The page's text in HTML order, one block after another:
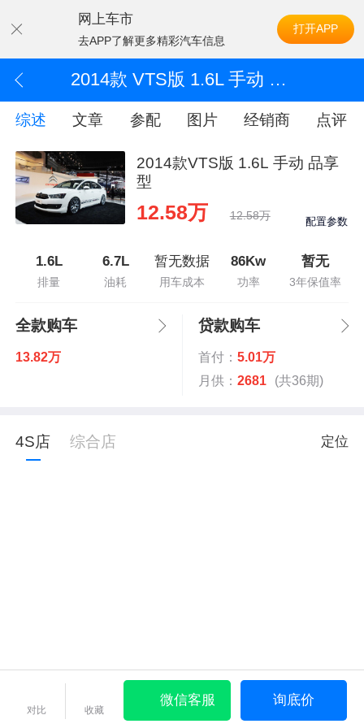
网上车市
去APP了解更多精彩汽车信息
打开APP
2014款 VTS版 1.6L 手动 品享型
综述 文章 参配 图片 经销商 点评
2014款VTS版 1.6L 手动 品享
型
12.58万 12.58万 配置参数
1.6L
排量
6.7L
油耗
暂无数据
用车成本
86Kw
功率
暂无
3年保值率
全款购车
13.82万
贷款购车
首付： 5.01万
月供： 2681 (共36期)
4S店 综合店 定位
对比 收藏
微信客服 询底价